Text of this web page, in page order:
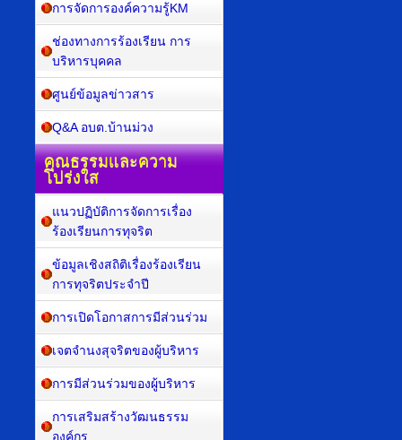
การจัดการองค์ความรู้KM
ช่องทางการร้องเรียน การ
บริหารบุคคล
ศูนย์ข้อมูลข่าวสาร
Q&A อบต.บ้านม่วง
คุณธรรมและความ
โปร่งใส
แนวปฏิบัติการจัดการเรื่อง
ร้องเรียนการทุจริต
ข้อมูลเชิงสถิติเรื่องร้องเรียน
การทุจริตประจำปี
การเปิดโอกาสการมีส่วนร่วม
เจตจำนงสุจริตของผู้บริหาร
การมีส่วนร่วมของผู้บริหาร
การเสริมสร้างวัฒนธรรม
องค์กร